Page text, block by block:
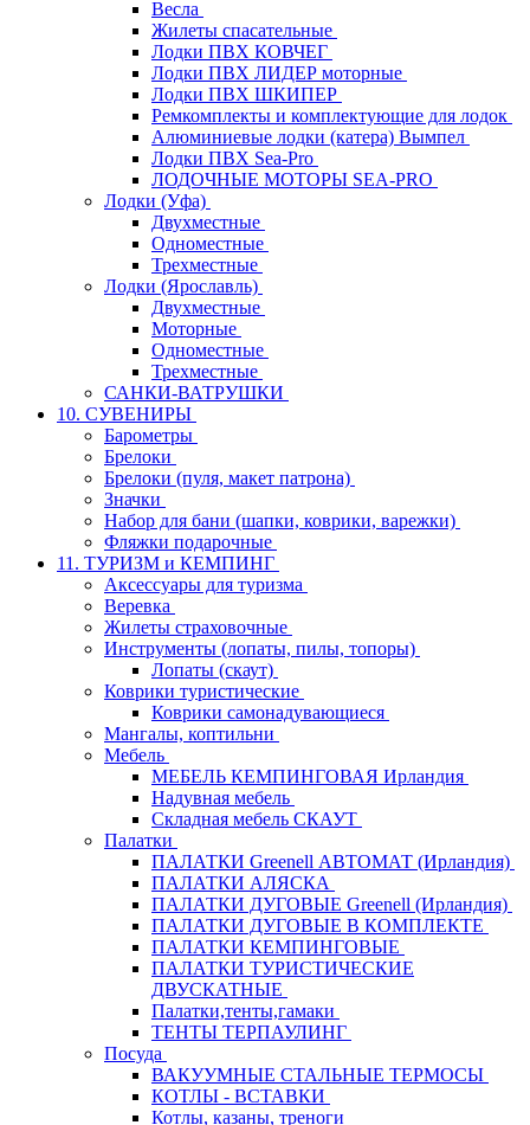
Весла
Жилеты спасательные
Лодки ПВХ КОВЧЕГ
Лодки ПВХ ЛИДЕР моторные
Лодки ПВХ ШКИПЕР
Ремкомплекты и комплектующие для лодок
Алюминиевые лодки (катера) Вымпел
Лодки ПВХ Sea-Pro
ЛОДОЧНЫЕ МОТОРЫ SEA-PRO
Лодки (Уфа)
Двухместные
Одноместные
Трехместные
Лодки (Ярославль)
Двухместные
Моторные
Одноместные
Трехместные
САНКИ-ВАТРУШКИ
10. СУВЕНИРЫ
Барометры
Брелоки
Брелоки (пуля, макет патрона)
Значки
Набор для бани (шапки, коврики, варежки)
Фляжки подарочные
11. ТУРИЗМ и КЕМПИНГ
Аксессуары для туризма
Веревка
Жилеты страховочные
Инструменты (лопаты, пилы, топоры)
Лопаты (скаут)
Коврики туристические
Коврики самонадувающиеся
Мангалы, коптильни
Мебель
МЕБЕЛЬ КЕМПИНГОВАЯ Ирландия
Надувная мебель
Складная мебель СКАУТ
Палатки
ПАЛАТКИ Greenell АВТОМАТ (Ирландия)
ПАЛАТКИ АЛЯСКА
ПАЛАТКИ ДУГОВЫЕ Greenell (Ирландия)
ПАЛАТКИ ДУГОВЫЕ В КОМПЛЕКТЕ
ПАЛАТКИ КЕМПИНГОВЫЕ
ПАЛАТКИ ТУРИСТИЧЕСКИЕ
ДВУСКАТНЫЕ
Палатки,тенты,гамаки
ТЕНТЫ ТЕРПАУЛИНГ
Посуда
ВАКУУМНЫЕ СТАЛЬНЫЕ ТЕРМОСЫ
КОТЛЫ - ВСТАВКИ
Котлы, казаны, треноги